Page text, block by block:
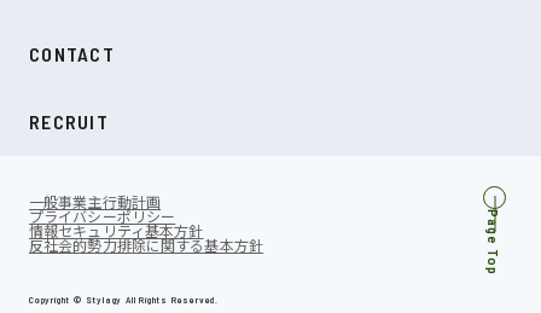
SDGs
CONTACT
RECRUIT
Copyright © Stylagy All Rights Reserved.
一般事業主行動計画
プライバシーポリシー
情報セキュリティ基本方針
反社会的勢力排除に関する基本方針 Page Top